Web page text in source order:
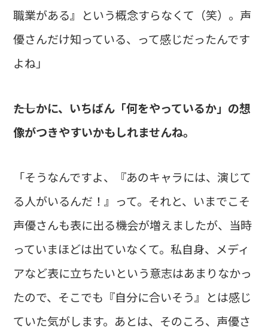
職業がある』という概念すらなくて（笑）。声
優さんだけ知っている、って感じだったんです
よね」
――たしかに、いちばん「何をやっているか」の想
像がつきやすいかもしれませんね。
「そうなんですよ、『あのキャラには、演じて
る人がいるんだ！』って。それと、いまでこそ
声優さんも表に出る機会が増えましたが、当時
っていまほどは出ていなくて。私自身、メディ
アなど表に立ちたいという意志はあまりなかっ
たので、そこでも『自分に合いそう』とは感じ
ていた気がします。あとは、そのころ、声優さ